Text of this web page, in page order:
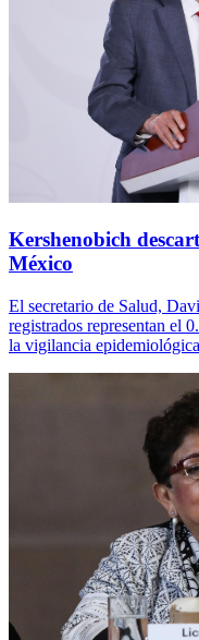
Kershenobich
México
El secretario de Salud,
registrados representan el
la vigilancia